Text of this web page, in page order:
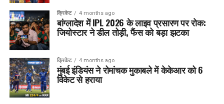
क्रिकेट 4 months ago
बांग्लादेश में IPL 2026 के लाइव प्रसारण पर रोक:
जियोस्टार ने डील तोड़ी, फैंस को बड़ा झटका
क्रिकेट 4 months ago
मुंबई इंडियंस ने रोमांचक मुकाबले में केकेआर को 6
विकेट से हराया